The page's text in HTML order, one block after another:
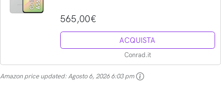
565,00€
ACQUISTA
Conrad.it
Amazon price updated:Agosto 6, 2026 6:03 pm